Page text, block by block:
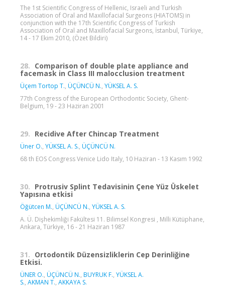
The 1st Scientific Congress of Hellenic, Israeli and Turkish
Association of Oral and Maxillofacial Surgeons (HIATOMS) in
conjunction with the 17th Scientific Congress of Turkish
Association of Oral and Maxillofacial Surgeons, İstanbul, Türkiye,
14 - 17 Ekim 2010, (Özet Bildiri)
28. Comparison of double plate appliance and
facemask in Class III malocclusion treatment
Üçem Tortop T., ÜÇÜNCÜ N., YÜKSEL A. S.
77th Congress of the European Orthodontic Society, Ghent-
Belgium, 19 - 23 Haziran 2001
29. Recidive After Chincap Treatment
Üner O., YÜKSEL A. S., ÜÇÜNCÜ N.
68 th EOS Congress Venice Lido Italy, 10 Haziran - 13 Kasım 1992
30. Protrusiv Splint Tedavisinin Çene Yüz Üskelet
Yapısına etkisi
Öğütcen M., ÜÇÜNCÜ N., YÜKSEL A. S.
A. Ü. Dişhekimliği Fakültesi 11. Bilimsel Kongresi , Milli Kütüphane,
Ankara, Türkiye, 16 - 21 Haziran 1987
31. Ortodontik Düzensizliklerin Cep Derinliğine
Etkisi.
ÜNER O., ÜÇÜNCÜ N., BUYRUK F., YÜKSEL A.
S., AKMAN T., AKKAYA S.